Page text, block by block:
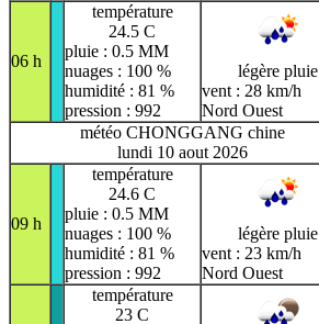
06 h
température
24.5 C
pluie : 0.5 MM
nuages : 100 %
humidité : 81 %
pression : 992
légère pluie
vent : 28 km/h
Nord Ouest
météo CHONGGANG chine
lundi 10 aout 2026
09 h
température
24.6 C
pluie : 0.5 MM
nuages : 100 %
humidité : 81 %
pression : 992
légère pluie
vent : 23 km/h
Nord Ouest
température
23 C